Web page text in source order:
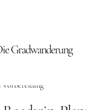
Gradwanderung
Blog
Roadtrips